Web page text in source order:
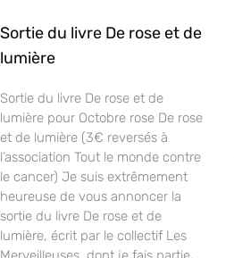
Sortie du livre De rose et de
lumière
Sortie du livre De rose et de
lumière pour Octobre rose De rose
et de lumière (3€ reversés à
l’association Tout le monde contre
le cancer) Je suis extrêmement
heureuse de vous annoncer la
sortie du livre De rose et de
lumière, écrit par le collectif Les